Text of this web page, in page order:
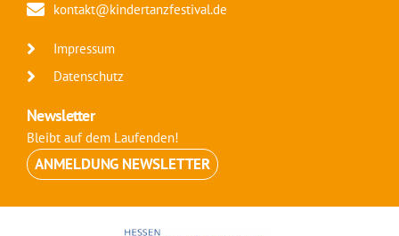
kontakt@kindertanzfestival.de
Impressum
Datenschutz
Newsletter
Bleibt auf dem Laufenden!
ANMELDUNG NEWSLETTER